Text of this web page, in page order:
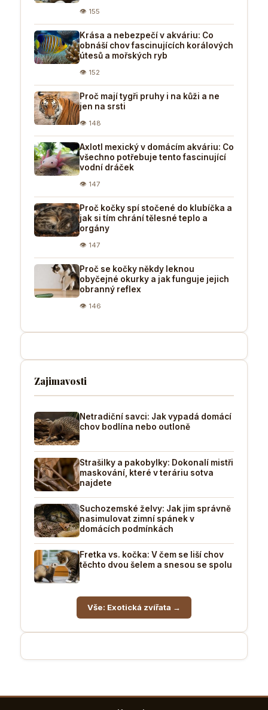
👁 155
Krása a nebezpečí v akváriu: Co
obnáší chov fascinujících korálových
útesů a mořských ryb
👁 152
Proč mají tygři pruhy i na kůži a ne
jen na srsti
👁 148
Axlotl mexický v domácím akváriu: Co
všechno potřebuje tento fascinující
vodní dráček
👁 147
Proč kočky spí stočené do klubíčka a
jak si tím chrání tělesné teplo a
orgány
👁 147
Proč se kočky někdy leknou
obyčejné okurky a jak funguje jejich
obranný reflex
👁 146
Zajimavosti
Netradiční savci: Jak vypadá domácí
chov bodlína nebo outloně
Strašilky a pakobylky: Dokonalí mistři
maskování, které v teráriu sotva
najdete
Suchozemské želvy: Jak jim správně
nasimulovat zimní spánek v
domácích podmínkách
Fretka vs. kočka: V čem se liší chov
těchto dvou šelem a snesou se spolu
Vše: Exotická zvířata →